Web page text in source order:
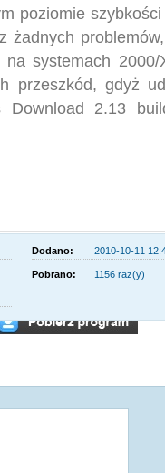
poziomie
żadnych
systemach
przeszkód, gdyż
Download 2.13
Dodano: 2010-10-11
Pobrano: 1156 raz(y)